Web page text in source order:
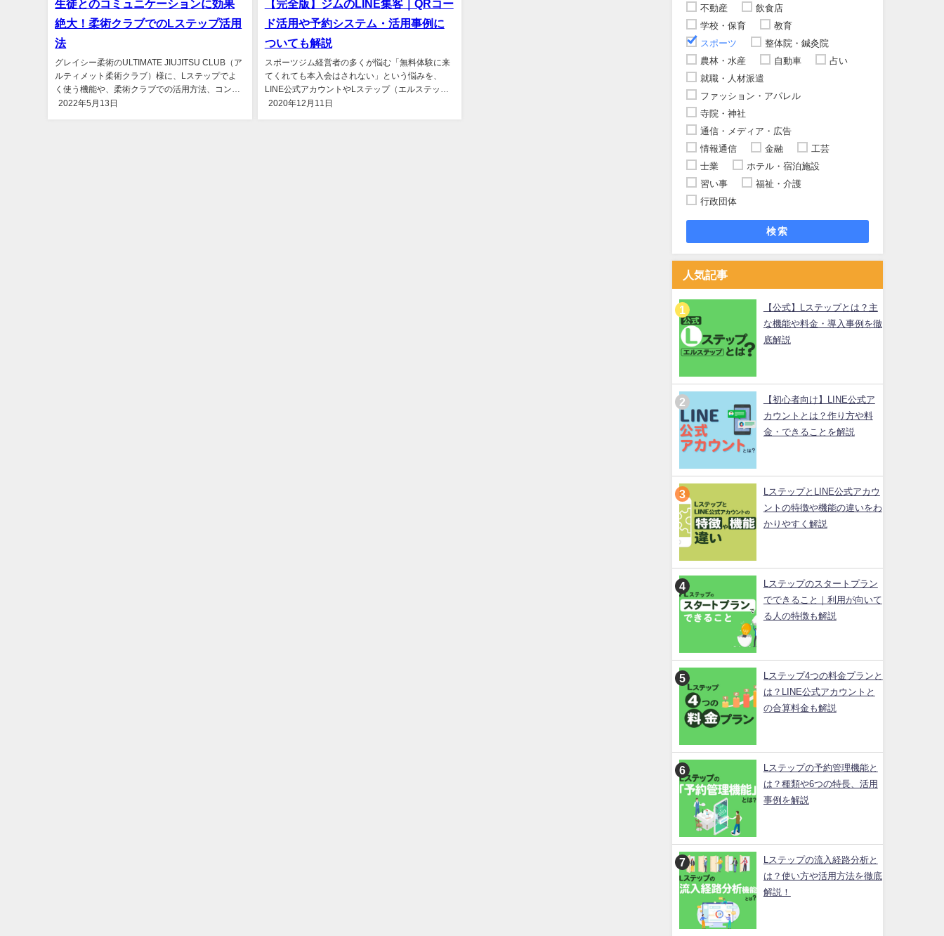
生徒とのコミュニケーションに効果
絶大！柔術クラブでのLステップ活用
法
グレイシー柔術のULTIMATE JIUJITSU CLUB（ア
ルティメット柔術クラブ）様に、Lステップでよ
く使う機能や、柔術クラブでの活用方法、コンサ
ルタント...
2022年5月13日
【完全版】ジムのLINE集客｜QRコー
ド活用や予約システム・活用事例に
ついても解説
スポーツジム経営者の多くが悩む「無料体験に来
てくれても本入会はされない」という悩みを、
LINE公式アカウントやLステップ（エルステッ
プ）で一気に解決！しかも自動...
2020年12月11日
不動産
飲食店
学校・保育
教育
スポーツ
整体院・鍼灸院
農林・水産
自動車
占い
就職・人材派遣
ファッション・アパレル
寺院・神社
通信・メディア・広告
情報通信
金融
工芸
士業
ホテル・宿泊施設
習い事
福祉・介護
行政団体
検索
人気記事
【公式】Lステップとは？主
な機能や料金・導入事例を徹
底解説
【初心者向け】LINE公式ア
カウントとは？作り方や料
金・できることを解説
LステップとLINE公式アカウ
ントの特徴や機能の違いをわ
かりやすく解説
Lステップのスタートプラン
でできること｜利用が向いて
る人の特徴も解説
Lステップ4つの料金プランと
は？LINE公式アカウントと
の合算料金も解説
Lステップの予約管理機能と
は？種類や6つの特長、活用
事例を解説
Lステップの流入経路分析と
は？使い方や活用方法を徹底
解説！